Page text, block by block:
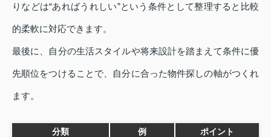
りなどは“あればうれしい”という条件として整理すると比較
的柔軟に対応できます。
最後に、自分の生活スタイルや将来設計を踏まえて条件に優
先順位をつけることで、自分に合った物件探しの軸がつくれ
ます。
分類 例 ポイント